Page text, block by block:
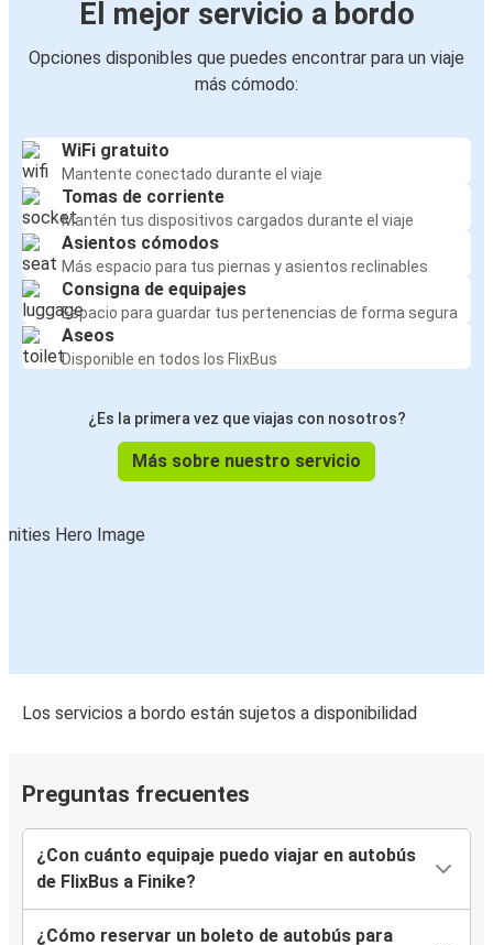
El mejor servicio a bordo
Opciones disponibles que puedes encontrar para un viaje
más cómodo:
WiFi gratuito
Mantente conectado durante el viaje
Tomas de corriente
Mantén tus dispositivos cargados durante el viaje
Asientos cómodos
Más espacio para tus piernas y asientos reclinables
Consigna de equipajes
Espacio para guardar tus pertenencias de forma segura
Aseos
Disponible en todos los FlixBus
¿Es la primera vez que viajas con nosotros?
Más sobre nuestro servicio
Los servicios a bordo están sujetos a disponibilidad
Preguntas frecuentes
¿Con cuánto equipaje puedo viajar en autobús
de FlixBus a Finike?
¿Cómo reservar un boleto de autobús para